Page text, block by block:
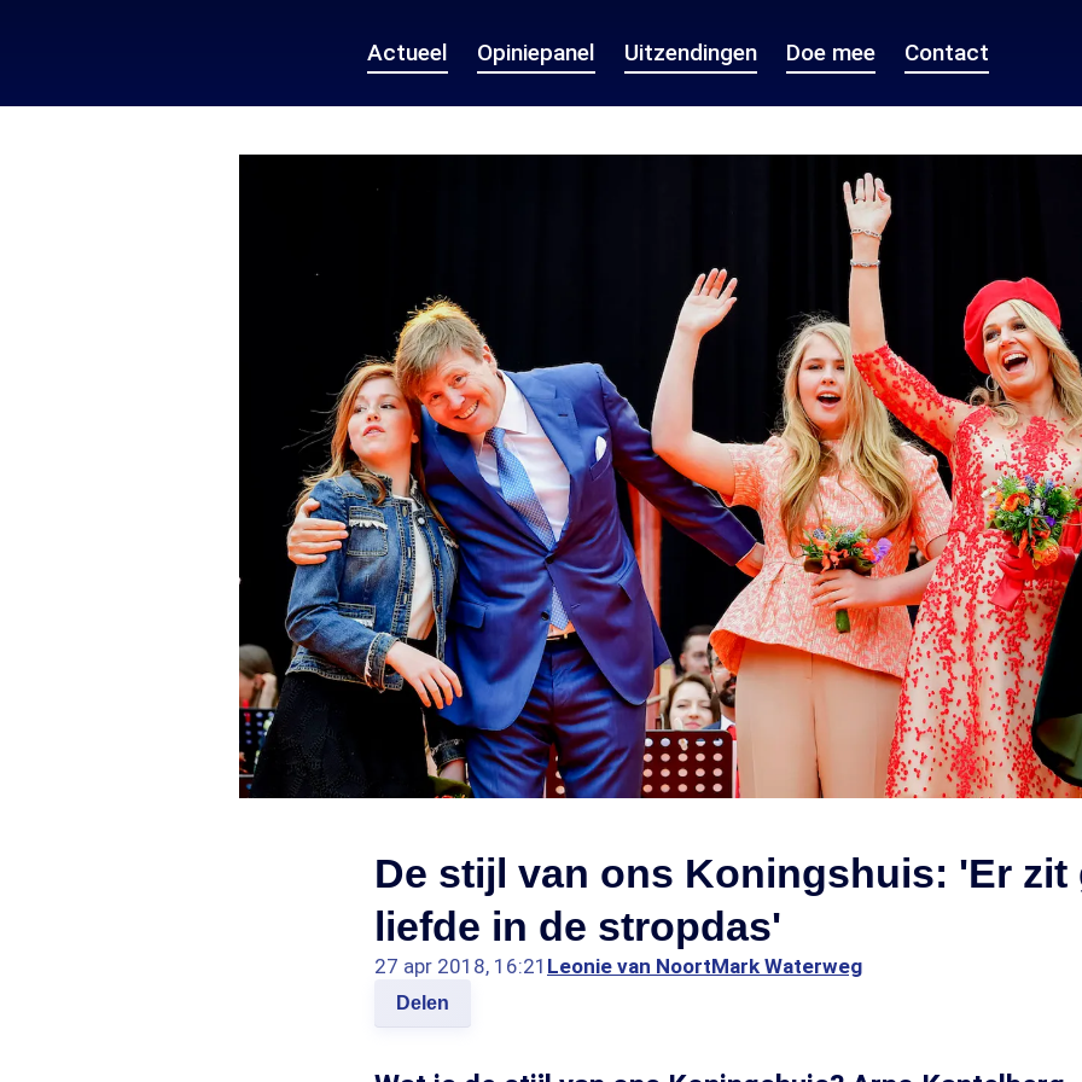
Actueel Opiniepanel Uitzendingen Doe mee Contact
De stijl van ons Koningshuis: 'Er zit
liefde in de stropdas'
27 apr 2018, 16:21 Leonie van NoortMark Waterweg
Delen